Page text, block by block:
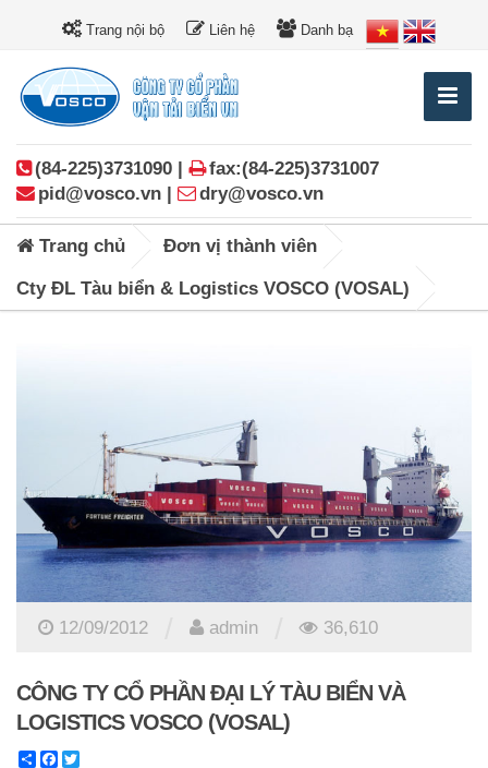
Trang nội bộ Liên hệ Danh bạ
(84-225)3731090 |
fax:(84-225)3731007
pid@vosco.vn |
dry@vosco.vn
Trang chủ Đơn vị thành viên
Cty ĐL Tàu biển & Logistics VOSCO (VOSAL)
12/09/2012 admin 36,610
CÔNG TY CỔ PHẦN ĐẠI LÝ TÀU BIỂN VÀ
LOGISTICS VOSCO (VOSAL)
ShareFacebook